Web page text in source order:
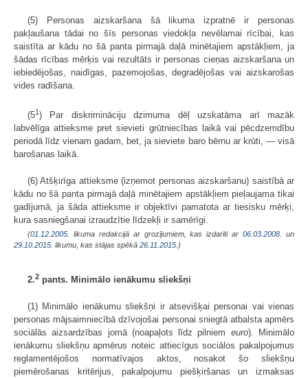
(5) Personas aizskaršana šā likuma izpratnē ir personas
pakļaušana tādai no šīs personas viedokļa nevēlamai rīcībai, kas
saistīta ar kādu no šā panta pirmajā daļā minētajiem apstākļiem, ja
šādas rīcības mērķis vai rezultāts ir personas cieņas aizskaršana un
iebiedējošas, naidīgas, pazemojošas, degradējošas vai aizskarošas
vides radīšana.
(51) Par diskrimināciju dzimuma dēļ uzskatāma arī mazāk
labvēlīga attieksme pret sievieti grūtniecības laikā vai pēcdzemdību
periodā līdz vienam gadam, bet, ja sieviete baro bērnu ar krūti, — visā
barošanas laikā.
(6) Atšķirīga attieksme (izņemot personas aizskaršanu) saistībā ar
kādu no šā panta pirmajā daļā minētajiem apstākļiem pieļaujama tikai
gadījumā, ja šāda attieksme ir objektīvi pamatota ar tiesisku mērķi,
kura sasniegšanai izraudzītie līdzekļi ir samērīgi.
(01.12.2005. likuma redakcijā ar grozījumiem, kas izdarīti ar06.03.2008. un
29.10.2015. likumu, kas stājas spēkā 26.11.2015.)
2.2 pants. Minimālo ienākumu sliekšņi
(1) Minimālo ienākumu sliekšņi ir atsevišķai personai vai vienas
personas mājsaimniecībā dzīvojošai personai sniegtā atbalsta apmērs
sociālās aizsardzības jomā (noapaļots līdz pilniem euro). Minimālo
ienākumu sliekšņu apmērus noteic attiecīgus sociālos pakalpojumus
reglamentējošos normatīvajos aktos, nosakot šo sliekšņu
piemērošanas kritērijus, pakalpojumu piešķiršanas un izmaksas